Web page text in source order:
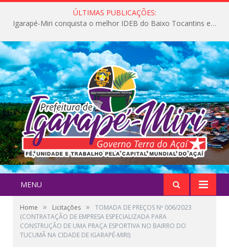
ÚLTIMAS PUBLICAÇÕES:
Igarapé-Miri conquista o melhor IDEB do Baixo Tocantins e avança na qualidade da educação pública
MENU
Home » Licitações »
TOMADA DE PREÇOS Nº 006/2023
(CONTRATAÇÃO DE EMPRESA ESPECIALIZADA PARA
CONSTRUÇÃO DE UMA PRAÇA ESPORTIVA NO BAIRRO DO
TUCUMÃ NA CIDADE DE IGARAPÉ-MIRI)